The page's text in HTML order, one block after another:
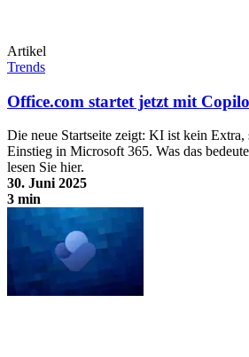
Artikel
Trends
Office.com startet jetzt mit
Die neue Startseite zeigt: KI ist kein Extra,
Einstieg in Microsoft 365. Was das
lesen Sie hier.
30. Juni 2025
3 min
Office.com startet jetzt mit Copilot